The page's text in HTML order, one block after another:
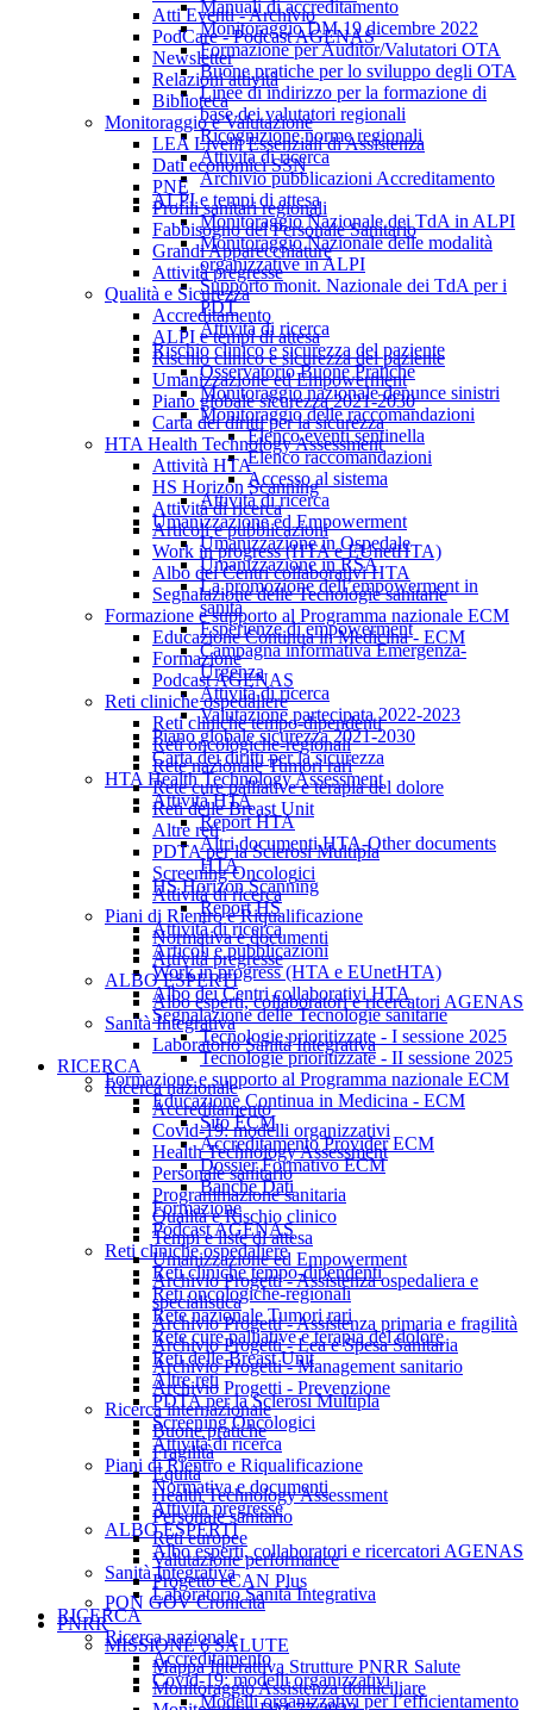
Atti Eventi - Archivio
PodCare - Podcast AGENAS
Newsletter
Relazioni attività
Biblioteca
Monitoraggio e Valutazione
LEA Livelli Essenziali di Assistenza
Dati economici SSN
PNE
Profili sanitari regionali
Fabbisogno del Personale Sanitario
Grandi Apparecchiature
Attività pregresse
Qualità e Sicurezza
Accreditamento
ALPI e tempi di attesa
Rischio clinico e sicurezza del paziente
Umanizzazione ed Empowerment
Piano globale sicurezza 2021-2030
Carta dei diritti per la sicurezza
HTA Health Technology Assessment
Attività HTA
HS Horizon Scanning
Attività di ricerca
Articoli e pubblicazioni
Work in progress (HTA e EUnetHTA)
Albo dei Centri collaborativi HTA
Segnalazione delle Tecnologie sanitarie
Formazione e supporto al Programma nazionale ECM
Educazione Continua in Medicina - ECM
Formazione
Podcast AGENAS
Reti cliniche ospedaliere
Reti cliniche tempo-dipendenti
Reti oncologiche-regionali
Rete nazionale Tumori rari
Rete cure palliative e terapia del dolore
Reti delle Breast Unit
Altre reti
PDTA per la Sclerosi Multipla
Screening Oncologici
Attività di ricerca
Piani di Rientro e Riqualificazione
Normativa e documenti
Attività pregresse
ALBO ESPERTI
Albo esperti, collaboratori e ricercatori AGENAS
Sanità Integrativa
Laboratorio Sanità Integrativa
RICERCA
Ricerca nazionale
Accreditamento
Covid-19: modelli organizzativi
Health Technology Assessment
Personale sanitario
Programmazione sanitaria
Qualità e Rischio clinico
Tempi e liste di attesa
Umanizzazione ed Empowerment
Archivio Progetti - Assistenza ospedaliera e
specialistica
Archivio Progetti - Assistenza primaria e fragilità
Archivio Progetti - Lea e Spesa Sanitaria
Archivio Progetti - Management sanitario
Archivio Progetti - Prevenzione
Ricerca internazionale
Buone pratiche
Fragilità
Equità
Health Technology Assessment
Personale sanitario
Reti europee
Valutazione performance
Progetto eCAN Plus
PON GOV Cronicità
PNRR
MISSIONE 6 SALUTE
Mappa Interattiva Strutture PNRR Salute
Monitoraggio Assistenza domiciliare
Manuali di accreditamento
Monitoraggio DM 19 dicembre 2022
Formazione per Auditor/Valutatori OTA
Buone pratiche per lo sviluppo degli OTA
Linee di indirizzo per la formazione di
base dei valutatori regionali
Ricognizione norme regionali
Attività di ricerca
Archivio pubblicazioni Accreditamento
ALPI e tempi di attesa
Monitoraggio Nazionale dei TdA in ALPI
Monitoraggio Nazionale delle modalità
organizzative in ALPI
Supporto monit. Nazionale dei TdA per i
PDT
Attività di ricerca
Rischio clinico e sicurezza del paziente
Osservatorio Buone Pratiche
Monitoraggio nazionale denunce sinistri
Monitoraggio delle raccomandazioni
Elenco eventi sentinella
Elenco raccomandazioni
Accesso al sistema
Attività di ricerca
Umanizzazione ed Empowerment
Umanizzazione in Ospedale
Umanizzazione in RSA
La promozione dell’empowerment in
sanità
Esperienze di empowerment
Campagna informativa Emergenza-
Urgenza
Attività di ricerca
Valutazione partecipata 2022-2023
Piano globale sicurezza 2021-2030
Carta dei diritti per la sicurezza
HTA Health Technology Assessment
Attività HTA
Report HTA
Altri documenti HTA-Other documents
HTA
HS Horizon Scanning
Report HS
Attività di ricerca
Articoli e pubblicazioni
Work in progress (HTA e EUnetHTA)
Albo dei Centri collaborativi HTA
Segnalazione delle Tecnologie sanitarie
Tecnologie prioritizzate - I sessione 2025
Tecnologie prioritizzate - II sessione 2025
Formazione e supporto al Programma nazionale ECM
Educazione Continua in Medicina - ECM
Sito ECM
Accreditamento Provider ECM
Dossier Formativo ECM
Banche Dati
Formazione
Podcast AGENAS
Reti cliniche ospedaliere
Reti cliniche tempo-dipendenti
Reti oncologiche-regionali
Rete nazionale Tumori rari
Rete cure palliative e terapia del dolore
Reti delle Breast Unit
Altre reti
PDTA per la Sclerosi Multipla
Screening Oncologici
Attività di ricerca
Piani di Rientro e Riqualificazione
Normativa e documenti
Attività pregresse
ALBO ESPERTI
Albo esperti, collaboratori e ricercatori AGENAS
Sanità Integrativa
Laboratorio Sanità Integrativa
RICERCA
Ricerca nazionale
Accreditamento
Covid-19: modelli organizzativi
Modelli organizzativi per l’efficientamento